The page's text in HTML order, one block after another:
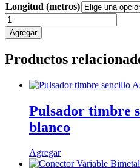
Longitud (metros)
Sonda
Electrica
Nylon
cantidad
Agregar
Productos
Pulsador timbre
blanco
Agregar